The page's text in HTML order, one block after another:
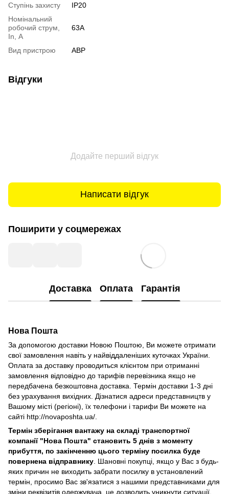
Ступінь захисту
IP20
Номінальний
робочий струм,
In, А
63А
Вид пристрою АВР
Відгуки
Додайте перший відгук
Написати відгук
Поширити у соцмережах
Доставка Оплата Гарантія
Нова Пошта
За допомогою доставки Новою Поштою, Ви можете отримати
свої замовлення навіть у найвіддаленіших куточках України.
Оплата за доставку проводиться клієнтом при отриманні
замовлення відповідно до тарифів перевізника якщо не
передбачена безкоштовна доставка. Термін доставки 1-3 дні
без урахування вихідних. Дізнатися адреси представництв у
Вашому місті (регіоні), їх телефони і тарифи Ви можете на
сайті http://novaposhta.ua/.
Термін зберігання вантажу на складі транспортної
компанії "Нова Пошта" становить 5 днів з моменту
прибуття, по закінченню цього терміну посилка буде
повернена відправнику. Шановні покупці, якщо у Вас з будь-
яких причин не виходить забрати посилку в установлений
термін, просимо Вас зв'язатися з нашими представниками для
зміни реквізитів одержувача, це дозволить уникнути ситуації,